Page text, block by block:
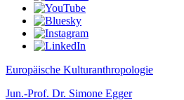
Europäische Kulturanthropologie
Jun.-Prof. Dr. Simone Egger